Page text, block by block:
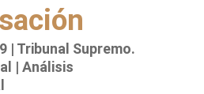
| Tribunal Supremo.
| Análisis